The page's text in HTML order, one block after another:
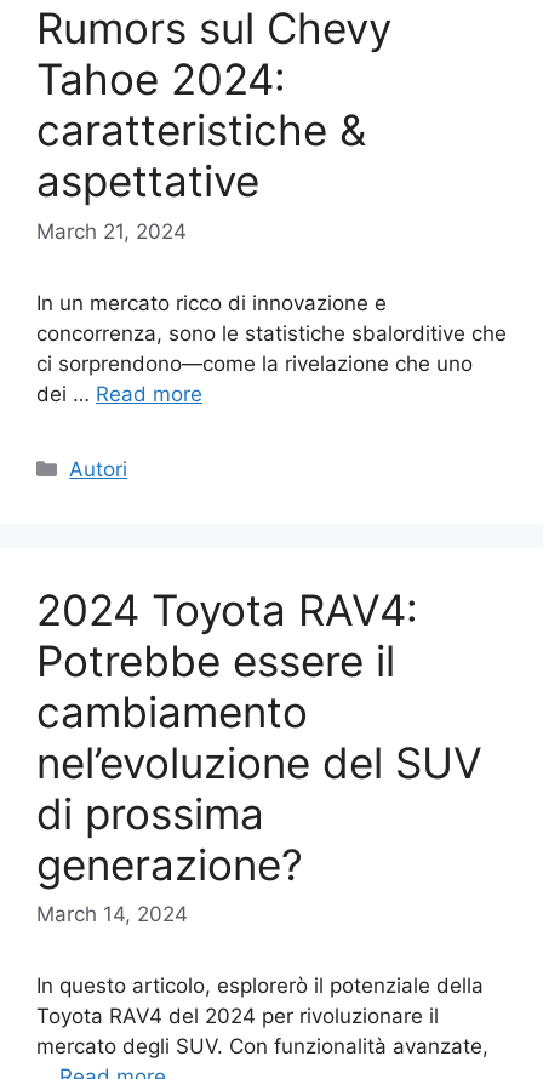
Rumors sul Chevy
Tahoe 2024:
caratteristiche &
aspettative
March 21, 2024
In un mercato ricco di innovazione e
concorrenza, sono le statistiche sbalorditive che
ci sorprendono—come la rivelazione che uno
dei … Read more
Categories
Autori
2024 Toyota RAV4:
Potrebbe essere il
cambiamento
nel’evoluzione del SUV
di prossima
generazione?
March 14, 2024
In questo articolo, esplorerò il potenziale della
Toyota RAV4 del 2024 per rivoluzionare il
mercato degli SUV. Con funzionalità avanzate,